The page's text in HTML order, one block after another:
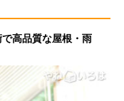
高品質な屋根・雨